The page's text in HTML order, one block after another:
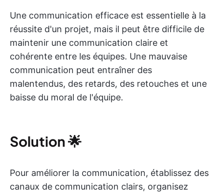
Une communication efficace est essentielle à la
réussite d'un projet, mais il peut être difficile de
maintenir une communication claire et
cohérente entre les équipes. Une mauvaise
communication peut entraîner des
malentendus, des retards, des retouches et une
baisse du moral de l'équipe.
Solution🌟
Pour améliorer la communication, établissez des
canaux de communication clairs, organisez